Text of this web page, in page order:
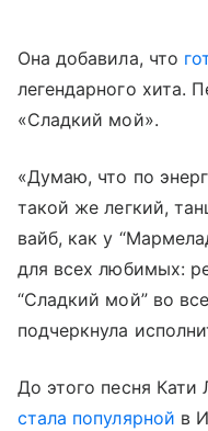
Она добавила, что
легендарного хита.
«Сладкий мой».
«Думаю, что по
такой же легкий,
вайб, как у
для всех любимых:
“Сладкий мой” во
подчеркнула
До этого песня
стала популярной в